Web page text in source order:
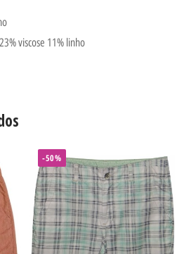
viscose 11% linho
-50%